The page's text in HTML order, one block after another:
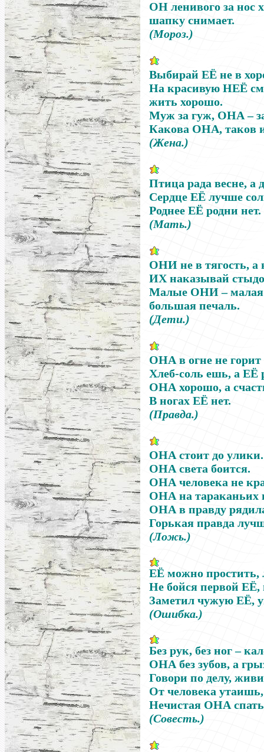
ОН ленивого за нос
шапку снимает.
(Мороз.)
Выбирай ЕЁ не в
На красивую НЕЁ
жить хорошо.
Муж за гуж, ОНА –
Какова ОНА, таков
(Жена.)
Птица рада весне, а
Сердце ЕЁ лучше
Роднее ЕЁ родни нет.
(Мать.)
ОНИ не в тягость, а
ИХ наказывай
Малые ОНИ –
большая печаль.
(Дети.)
ОНА в огне не
Хлеб-соль ешь, а ЕЁ
ОНА хорошо, а
В ногах ЕЁ нет.
(Правда.)
ОНА стоит до улики.
ОНА света боится.
ОНА человека не
ОНА на тараканьих
ОНА в правду
Горькая правда
(Ложь.)
ЕЁ можно простить,
Не бойся первой ЕЁ,
Заметил чужую ЕЁ,
(Ошибка.)
Без рук, без ног –
ОНА без зубов, а
Говори по делу,
От человека
Нечистая ОНА
(Совесть.)